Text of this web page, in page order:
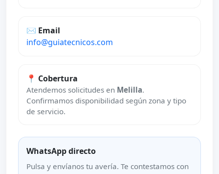
✉️ Email
info@guiatecnicos.com
📍 Cobertura
Atendemos solicitudes en Melilla.
Confirmamos disponibilidad según zona y tipo
de servicio.
WhatsApp directo
Pulsa y envíanos tu avería. Te contestamos con